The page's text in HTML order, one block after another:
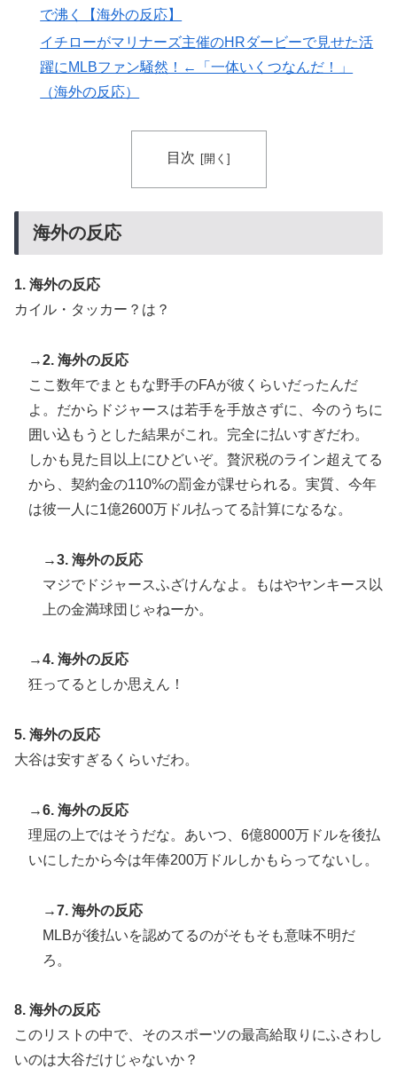
▶
海外「日本なんて行くんじゃなかった…」 日本を知っ
事態に
海外「素晴らしい！」日本が買収したUSスチール驚異
の大復活に米国人が大喜び
【夏の風物詩】「うるさい」で消える?“盆踊り”存続の
危機 会場数は20年で半減 騒音対策で“サイレント盆
▶
い…！」外国人が感動する日本の景色とは・・・？【海
外の反応】
▶ ワイの作った卵豆腐にいくら出せる？
▶ 【海外の反応】アルゼンチン協会、FIFA会長に断固たる
▶ 韓国人「韓国サッカー協会の性接待報道、海外でも大騒
ぎに・・・2002年W杯4強の記録取り消しの声も」
→「マジで国の恥だ」「2002年まで疑う価値がある」
「国民や国が築いた国格をサッカー選手が足で蹴り飛ば
すね」
▶ 韓国人「日本の柴犬くん散歩中の暑さに耐えられなかっ
た結果」
さえ可愛くなってしまうと世界が騒然
▶ 外国人「アジア杯で優勝するんだ」日本代表、W杯ポッ
ト1入りに現実味!?2030大会で出場枠「64」なら追い風
応】
▶ 【海外の反応】“新タナスコ”のディアスが地雷すぎる件
▶ 国際的な小咄 読者投稿 中小企業診断士めがけてよちよ
ち歩きな小咄 ～学習の仕方を学習しよう～
協会による国際試合の審判買収が発覚し大騒ぎ！【海外
の反応】
で沸く【海外の反応】
イチローがマリナーズ主催のHRダービーで見せた活
躍にMLBファン騒然！←「一体いくつなんだ！」
（海外の反応）
目次
海外の反応
1. 海外の反応
カイル・タッカー？は？
→2. 海外の反応
ここ数年でまともな野手のFAが彼くらいだったんだ
よ。だからドジャースは若手を手放さずに、今のうちに
囲い込もうとした結果がこれ。完全に払いすぎだわ。
しかも見た目以上にひどいぞ。贅沢税のライン超えてる
から、契約金の110%の罰金が課せられる。実質、今年
は彼一人に1億2600万ドル払ってる計算になるな。
→3. 海外の反応
マジでドジャースふざけんなよ。もはやヤンキース以
上の金満球団じゃねーか。
→4. 海外の反応
狂ってるとしか思えん！
5. 海外の反応
大谷は安すぎるくらいだわ。
→6. 海外の反応
理屈の上ではそうだな。あいつ、6億8000万ドルを後払
いにしたから今は年俸200万ドルしかもらってないし。
→7. 海外の反応
MLBが後払いを認めてるのがそもそも意味不明だ
ろ。
8. 海外の反応
このリストの中で、そのスポーツの最高給取りにふさわし
いのは大谷だけじゃないか？